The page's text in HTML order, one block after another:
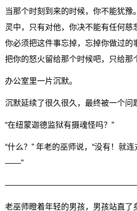
当那个时刻到来的时候，你不能犹豫
灵中，只有对他，你决不能有任何慈
你必须把这件事忘掉，忘掉你做过的
把你的怒火留给那个时候吧，只给那
办公室里一片沉默。
沉默延续了很久很久，最终被一个问
“在纽蒙迦德监狱有摄魂怪吗？”
“什么？” 年老的巫师说，“没有！就
——”
老巫师瞪着年轻的男孩，男孩站直了